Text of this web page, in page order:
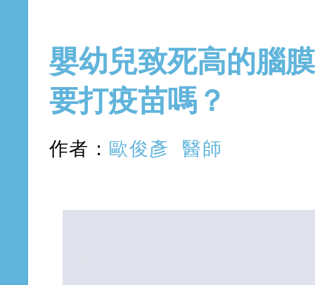
嬰幼兒致死高的腦
要打疫苗嗎？
作者： 歐俊彥 醫師